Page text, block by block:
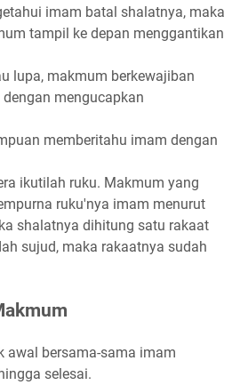
imam batal shalatnya, maka
tampil ke depan menggantikan
lupa, makmum berkewajiban
mengucapkan
memberitahu imam dengan
ikutilah ruku. Makmum yang
ruku'nya imam menurut
shalatnya dihitung satu rakaat
sujud, maka rakaatnya sudah
awal bersama-sama imam
selesai.